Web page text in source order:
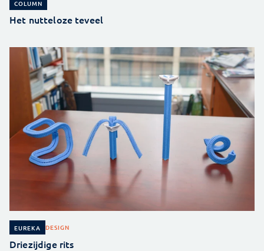
COLUMN
Het nutteloze teveel
EUREKA DESIGN
Driezijdige rits